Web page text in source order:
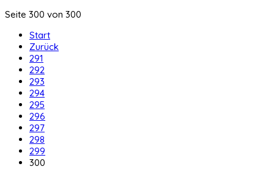
Seite 300 von 300
Start
Zurück
291
292
293
294
295
296
297
298
299
300